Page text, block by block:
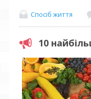
Спосіб життя
10